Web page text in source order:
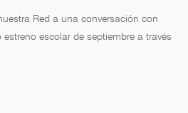
Red a una conversación con
escolar de septiembre a través